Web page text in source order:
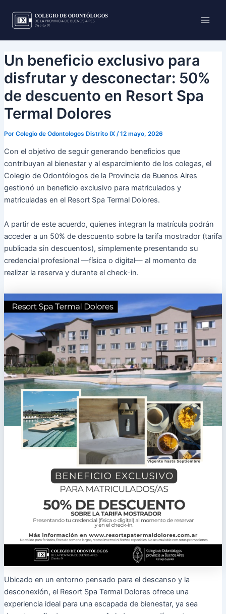
contenido
Un beneficio exclusivo para
disfrutar y desconectar: 50%
de descuento en Resort Spa
Termal Dolores
Por Colegio de Odontologos Distrito IX /12 mayo, 2026
Con el objetivo de seguir generando beneficios que
contribuyan al bienestar y al esparcimiento de los colegas, el
Colegio de Odontólogos de la Provincia de Buenos Aires
gestionó un beneficio exclusivo para matriculados y
matriculadas en el Resort Spa Termal Dolores.
A partir de este acuerdo, quienes integran la matrícula podrán
acceder a un 50% de descuento sobre la tarifa mostrador (tarifa
publicada sin descuentos), simplemente presentando su
credencial profesional —física o digital— al momento de
realizar la reserva y durante el check-in.
Ubicado en un entorno pensado para el descanso y la
desconexión, el Resort Spa Termal Dolores ofrece una
experiencia ideal para una escapada de bienestar, ya sea